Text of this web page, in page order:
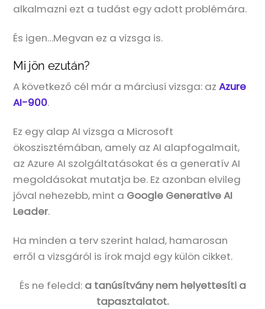
alkalmazni ezt a tudást egy adott problémára.
És igen…Megvan ez a vizsga is.
Mi jön ezután?
A következő cél már a márciusi vizsga: azAzure
AI-900.
Ez egy alap AI vizsga a Microsoft
ökoszisztémában, amely az AI alapfogalmait,
az Azure AI szolgáltatásokat és a generatív AI
megoldásokat mutatja be. Ez azonban elvileg
jóval nehezebb, mint a Google Generative AI
Leader.
Ha minden a terv szerint halad, hamarosan
erről a vizsgáról is írok majd egy külön cikket.
És ne feledd: a tanúsítvány nem helyettesíti a
tapasztalatot.